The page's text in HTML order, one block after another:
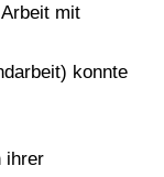
mit
konnte
ihrer